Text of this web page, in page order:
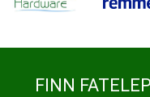
FINN